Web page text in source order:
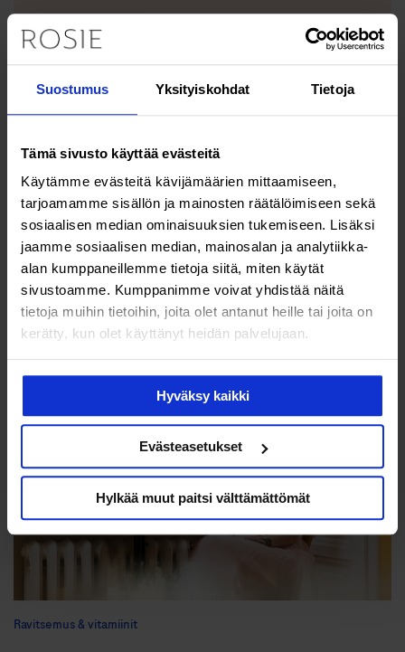
Suostumus Yksityiskohdat Tietoja
Tämä sivusto käyttää evästeitä
Käytämme evästeitä kävijämäärien mittaamiseen,
tarjoamamme sisällön ja mainosten räätälöimiseen sekä
sosiaalisen median ominaisuuksien tukemiseen. Lisäksi
jaamme sosiaalisen median, mainosalan ja analytiikka-
alan kumppaneillemme tietoja siitä, miten käytät
sivustoamme. Kumppanimme voivat yhdistää näitä
tietoja muihin tietoihin, joita olet antanut heille tai joita on
kerätty, kun olet käyttänyt heidän palvelujaan.
Hyväksy kaikki
Evästeasetukset
Hylkää muut paitsi välttämättömät
Bloggaaja Mirva Rajala:
”Raudanpuute selitti oudot...
Naisellakin voi olla puutetta
Ella sairasti klamydiaa kuukausia
tietämättään – ”...
Evästeasetukset
Ravitsemus & vitamiinit